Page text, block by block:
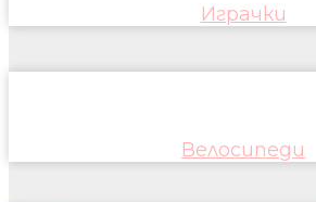
Играчки
Велосипеди